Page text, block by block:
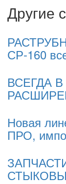
Другие
СР-160
ВСЕГДА
Новая
ПРО,